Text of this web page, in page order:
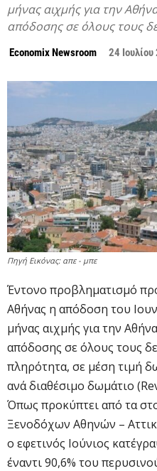
μήνας αιχμής για την
απόδοσης σε όλους τους
Economix Newsroom 24
Πηγή Εικόνας: απε - μπε
Έντονο προβληματισμό
Αθήνας η απόδοση του
μήνας αιχμής για την
απόδοσης σε όλους τους
πληρότητα, σε μέση τιμή
ανά διαθέσιμο δωμάτιο
Όπως προκύπτει από τα
Ξενοδόχων Αθηνών –
ο εφετινός Ιούνιος
έναντι 90,6% του